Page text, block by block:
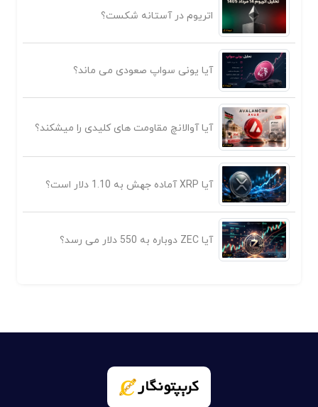
اتریوم در آستانه شکست؟
آیا یونی سواپ صعودی می ماند؟
آیا آوالانچ مقاومت های کلیدی را میشکند؟
آیا XRP آماده جهش به 1.10 دلار است؟
آیا ZEC دوباره به 550 دلار می رسد؟